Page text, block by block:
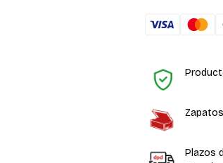
Plazos